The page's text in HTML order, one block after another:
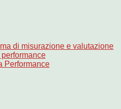
di misurazione e valutazione
Performance